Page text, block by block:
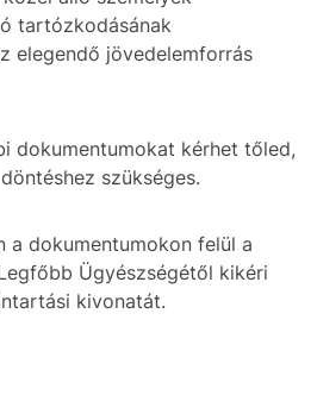
tartózkodásának
elegendő jövedelemforrás
dokumentumokat kérhet tőled,
szükséges.
a dokumentumokon felül a
Ügyészségétől kikéri
kivonatát.